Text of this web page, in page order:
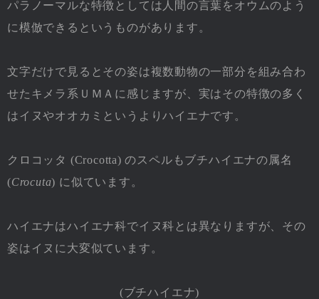
パラノーマルな特徴としては人間の言葉をオウムのよう
に模倣できるというものがあります。
文字だけで見るとその姿は複数動物の一部分を組み合わ
せたキメラ系ＵＭＡに感じますが、実はその特徴の多く
はイヌやオオカミというよりハイエナです。
クロコッタ (Crocotta) のスペルもブチハイエナの属名
(Crocuta) に似ています。
ハイエナはハイエナ科でイヌ科とは異なりますが、その
姿はイヌに大変似ています。
(ブチハイエナ)